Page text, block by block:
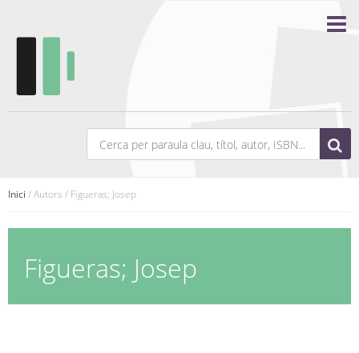
Inici / Autors / Figueras; Josep
Figueras; Josep